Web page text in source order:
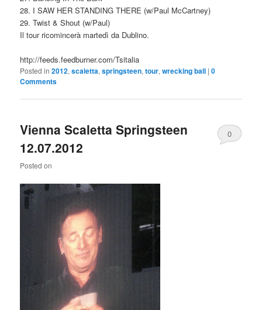
28. I SAW HER STANDING THERE (w/Paul McCartney)
29. Twist & Shout (w/Paul)
Il tour ricomincerà martedì da Dublino.
http://feeds.feedburner.com/Tsitalia
Posted in 2012,scaletta,springsteen,tour,wrecking ball |0
Comments
Vienna Scaletta Springsteen
12.07.2012
Posted on
0